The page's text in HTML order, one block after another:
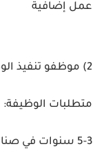
عمل إضافية
2) موظفو تنفيذ الوظائف – اليابان
متطلبات الوظيفة:
3-5 سنوات في صناعة النفط والغاز، إدارة المستودعات.